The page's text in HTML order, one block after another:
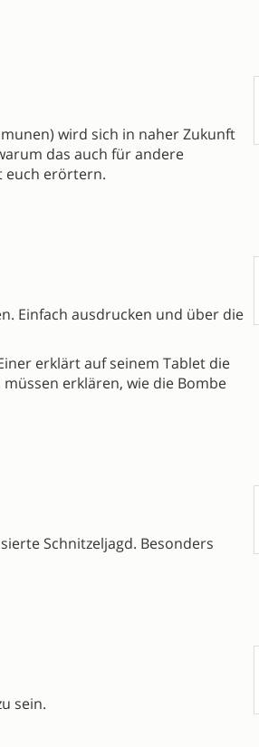
wird sich in naher Zukunft
das auch für andere
euch erörtern.
Einfach ausdrucken und über die
erklärt auf seinem Tablet die
erklären, wie die Bombe
Schnitzeljagd. Besonders
sein.